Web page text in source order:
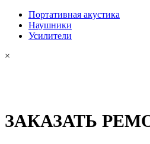
Портативная акустика
Наушники
Усилители
×
ЗАКАЗАТЬ